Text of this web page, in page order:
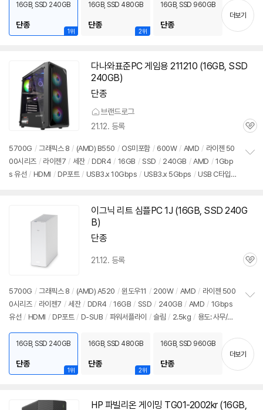
기
1위
16GB, SSD 240GB
단종
2위
16GB, SSD 480GB
단종
16GB, SSD 960GB
단종
더보기
다나와표준PC 게임용 211210 (16GB, SSD
240GB)
단종
브랜드로그
21.12. 등록
관
5700G / 그래픽스 8 / (AMD) B550 / OS미포함 / 600W / AMD / 라이젠 50
00시리즈 / 라이젠7 / 세잔 / DDR4 / 16GB / SSD / 240GB / AMD / 1Gbp
s 유선 / HDMI / DP포트 / USB3.x 10Gbps / USB3.x 5Gbps / USB C타입 5
이그닉 리트 심플PC 1J (16GB, SSD 240G
B)
단종
21.12. 등록
관
5700G / 그래픽스 8 / (AMD) A520 / 윈도우11 / 200W / AMD / 라이젠 500
0시리즈 / 라이젠7 / 세잔 / DDR4 / 16GB / SSD / 240GB / AMD / 1Gbps
유선 / HDMI / DP포트 / D-SUB / 파워서플라이 / 슬림 / 2.5kg / 용도: 사무/인
기
1위
16GB, SSD 240GB
단종
2위
16GB, SSD 480GB
단종
16GB, SSD 960GB
단종
더보기
HP 파빌리온 게이밍 TG01-2002kr (16GB,